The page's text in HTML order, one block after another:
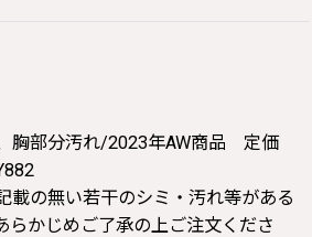
胸部分汚れ/2023年AW商品 定価
載の無い若干のシミ・汚れ等がある
らかじめご了承の上ご注文くださ